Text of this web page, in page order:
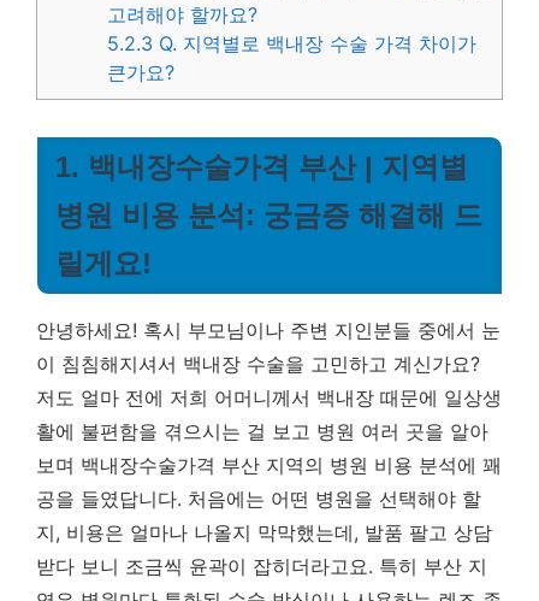
고려해야 할까요?
5.2.3 Q. 지역별로 백내장 수술 가격 차이가
큰가요?
1. 백내장수술가격 부산 | 지역별
병원 비용 분석: 궁금증 해결해 드
릴게요!
안녕하세요! 혹시 부모님이나 주변 지인분들 중에서 눈
이 침침해지셔서 백내장 수술을 고민하고 계신가요?
저도 얼마 전에 저희 어머니께서 백내장 때문에 일상생
활에 불편함을 겪으시는 걸 보고 병원 여러 곳을 알아
보며 백내장수술가격 부산 지역의 병원 비용 분석에 꽤
공을 들였답니다. 처음에는 어떤 병원을 선택해야 할
지, 비용은 얼마나 나올지 막막했는데, 발품 팔고 상담
받다 보니 조금씩 윤곽이 잡히더라고요. 특히 부산 지